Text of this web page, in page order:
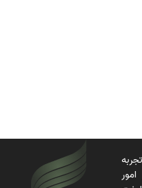
از ۲۰ سال تجربه